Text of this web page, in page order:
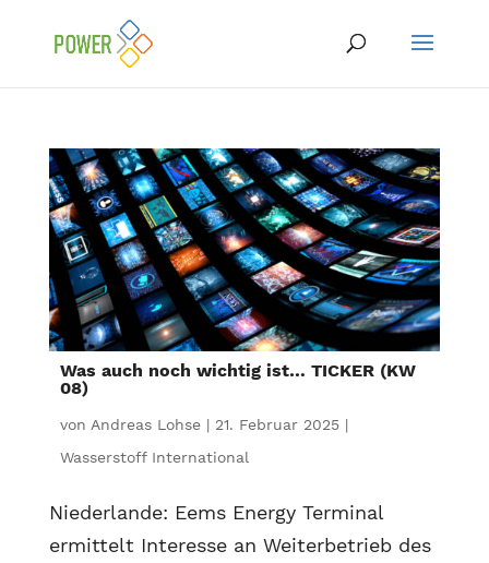
Was auch noch wichtig ist… TICKER (KW
08)
von Andreas Lohse| 21. Februar 2025|
Wasserstoff International
Niederlande: Eems Energy Terminal
ermittelt Interesse an Weiterbetrieb des